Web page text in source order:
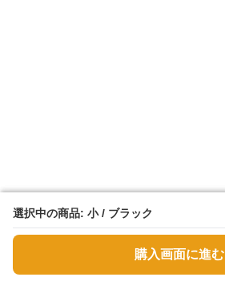
選択中の商品: 小 / ブラック
購入画面に進む
選択中の商品: 小 / ブラック
購入画面に進む